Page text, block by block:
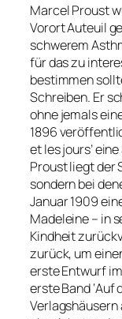
Marcel Proust
Vorort Auteuil
schwerem
für das zu
bestimmen
Schreiben. Er
ohne jemals
1896
et les jours’
Proust liegt der
sondern bei
Januar 1909
Madeleine – in
Kindheit
zurück, um
erste Entwurf
erste Band ‘Auf
Verlagshäusern